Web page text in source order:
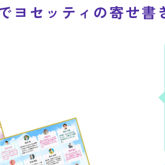
ヨセッティの寄せ書